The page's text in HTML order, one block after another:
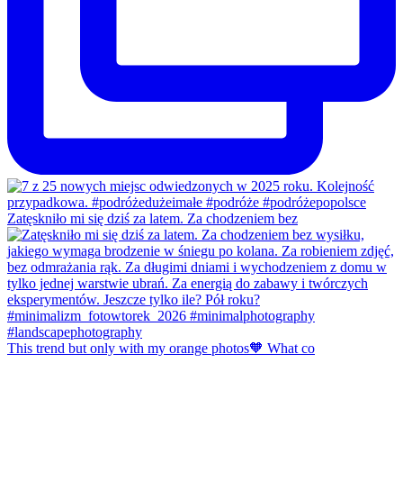
Zatęskniło mi się dziś za latem. Za chodzeniem bez
This trend but only with my orange photos🧡 What co